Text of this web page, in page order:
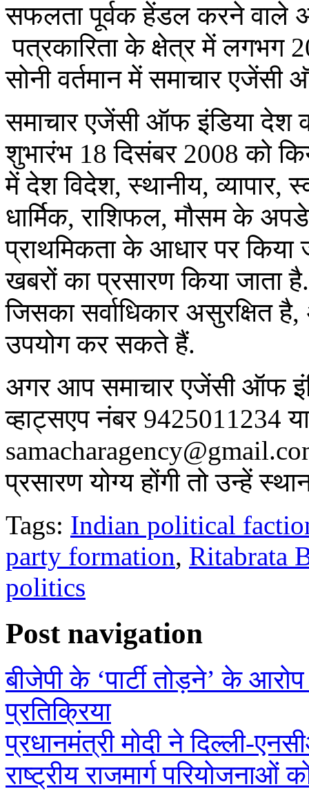
सफलता पूर्वक हेंडल करने वाले
पत्रकारिता के क्षेत्र में लगभग
सोनी वर्तमान में समाचार
समाचार एजेंसी ऑफ इंडिया देश
शुभारंभ 18 दिसंबर 2008 को
में देश विदेश, स्थानीय, व्यापार,
धार्मिक, राशिफल, मौसम के
प्राथमिकता के आधार पर किया
खबरों का प्रसारण किया जाता
जिसका सर्वाधिकार असुरक्षित
उपयोग कर सकते हैं.
अगर आप समाचार एजेंसी ऑफ
व्हाट्सएप नंबर 9425011234
प्रसारण योग्य होंगी तो उन्हें
Tags: Indian political
party formation, Ritabrata
politics
Post navigation
बीजेपी के ‘पार्टी तोड़ने’ के
प्रतिक्रिया
प्रधानमंत्री मोदी ने
राष्ट्रीय राजमार्ग परियोजनाओं